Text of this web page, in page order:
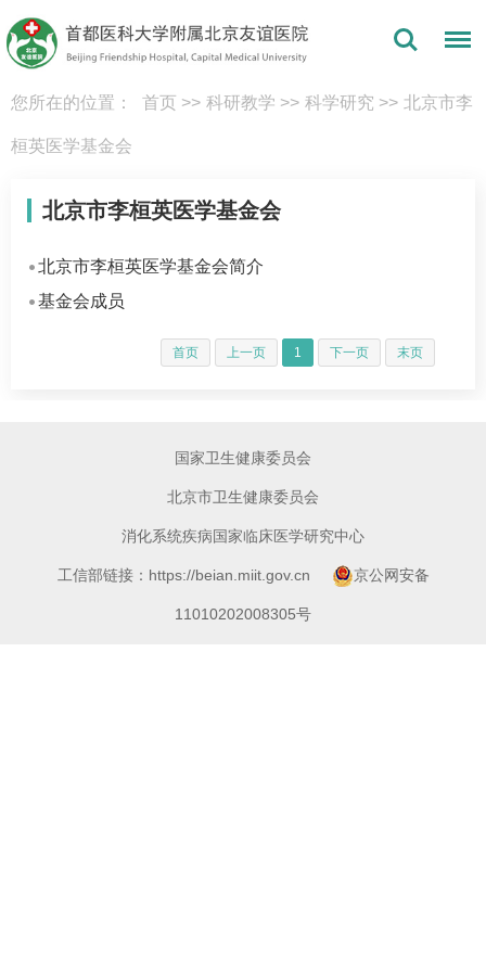
您所在的位置： 首页 >> 科研教学 >> 科学研究 >> 北京市李
桓英医学基金会
北京市李桓英医学基金会
北京市李桓英医学基金会简介
基金会成员
首页 上一页 1 下一页 末页
国家卫生健康委员会
北京市卫生健康委员会
消化系统疾病国家临床医学研究中心
工信部链接：https://beian.miit.gov.cn 京公网安备
11010202008305号